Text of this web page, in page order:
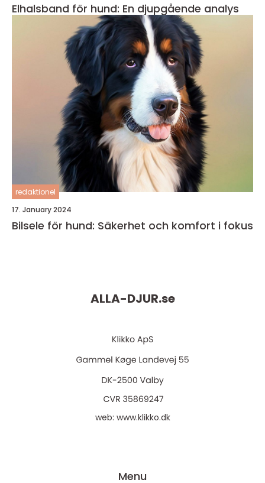
Elhalsband för hund: En djupgående analys
redaktionel
17. January 2024
Bilsele för hund: Säkerhet och komfort i fokus
ALLA-DJUR.se
web: www.klikko.dk
Menu